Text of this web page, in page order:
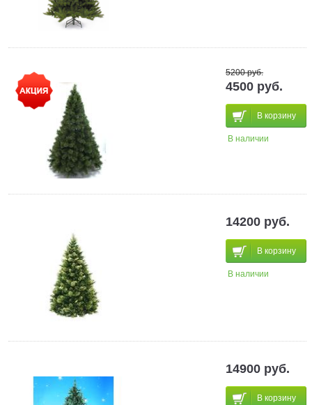
5200 руб.
4500 руб.
В корзину
В наличии
14200 руб.
В корзину
В наличии
14900 руб.
В корзину